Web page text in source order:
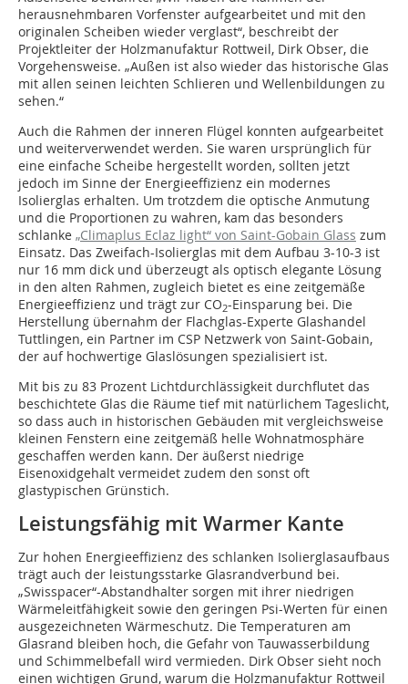
herausnehmbaren Vorfenster aufgearbeitet und mit den
originalen Scheiben wieder verglast“, beschreibt der
Projektleiter der Holzmanufaktur Rottweil, Dirk Obser, die
Vorgehensweise. „Außen ist also wieder das historische Glas
mit allen seinen leichten Schlieren und Wellenbildungen zu
sehen.“
Auch die Rahmen der inneren Flügel konnten aufgearbeitet
und weiterverwendet werden. Sie waren ursprünglich für
eine einfache Scheibe hergestellt worden, sollten jetzt
jedoch im Sinne der Energieeffizienz ein modernes
Isolierglas erhalten. Um trotzdem die optische Anmutung
und die Proportionen zu wahren, kam das besonders
schlanke „Climaplus Eclaz light“ von Saint-Gobain Glass zum
Einsatz. Das Zweifach-Isolierglas mit dem Aufbau 3-10-3 ist
nur 16 mm dick und überzeugt als optisch elegante Lösung
in den alten Rahmen, zugleich bietet es eine zeitgemäße
Energieeffizienz und trägt zur CO2-Einsparung bei. Die
Herstellung übernahm der Flachglas-Experte Glashandel
Tuttlingen, ein Partner im CSP Netzwerk von Saint-Gobain,
der auf hochwertige Glaslösungen spezialisiert ist.
Mit bis zu 83 Prozent Lichtdurchlässigkeit durchflutet das
beschichtete Glas die Räume tief mit natürlichem Tageslicht,
so dass auch in historischen Gebäuden mit vergleichsweise
kleinen Fenstern eine zeitgemäß helle Wohnatmosphäre
geschaffen werden kann. Der äußerst niedrige
Eisenoxidgehalt vermeidet zudem den sonst oft
glastypischen Grünstich.
Leistungsfähig mit Warmer Kante
Zur hohen Energieeffizienz des schlanken Isolierglasaufbaus
trägt auch der leistungsstarke Glasrandverbund bei.
„Swisspacer“-Abstandhalter sorgen mit ihrer niedrigen
Wärmeleitfähigkeit sowie den geringen Psi-Werten für einen
ausgezeichneten Wärmeschutz. Die Temperaturen am
Glasrand bleiben hoch, die Gefahr von Tauwasserbildung
und Schimmelbefall wird vermieden. Dirk Obser sieht noch
einen wichtigen Grund, warum die Holzmanufaktur Rottweil